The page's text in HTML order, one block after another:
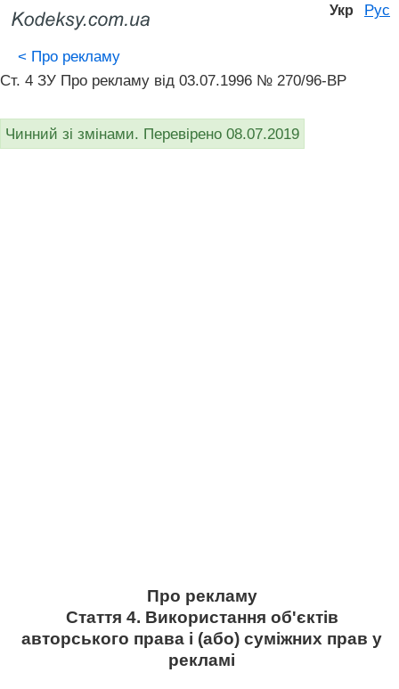
Укр Рус
< Про рекламу
Ст. 4 ЗУ Про рекламу вiд 03.07.1996 № 270/96-ВР
Чинний зі змінами. Перевірено 08.07.2019
Про рекламу
Стаття 4. Використання об'єктів
авторського права і (або) суміжних прав у
рекламі